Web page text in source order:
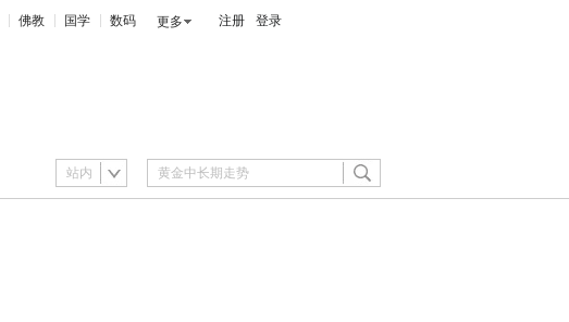
佛教 国学 数码 更多 注册 登录
站内